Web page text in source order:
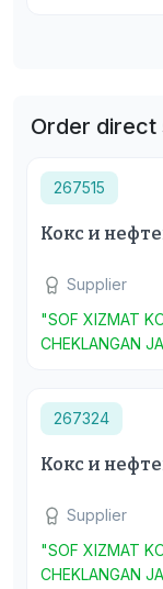
Order direct
267515
Кокс и
Supplier
"SOF XIZMAT
CHEKLANGAN
267324
Кокс и
Supplier
"SOF XIZMAT
CHEKLANGAN